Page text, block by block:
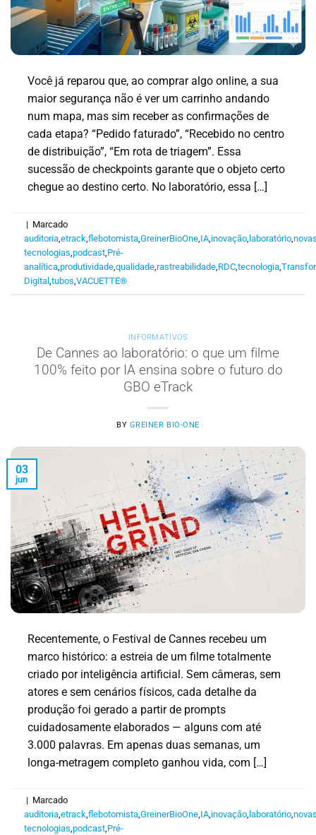
Você já reparou que, ao comprar algo online, a sua
maior segurança não é ver um carrinho andando
num mapa, mas sim receber as confirmações de
cada etapa? “Pedido faturado”, “Recebido no centro
de distribuição”, “Em rota de triagem”. Essa
sucessão de checkpoints garante que o objeto certo
chegue ao destino certo. No laboratório, essa […]
| Marcado
auditoria,etrack,flebotomista,GreinerBioOne,IA,inovação, laboratório,
tecnologias,podcast,Pré-
analítica,produtividade,qualidade,rastreabilidade,RDC,tecnologia,
Digital,tubos,VACUETTE®
INFORMATIVOS
De Cannes ao laboratório: o que um filme
100% feito por IA ensina sobre o futuro do
GBO eTrack
BY GREINER BIO-ONE
03
jun
Recentemente, o Festival de Cannes recebeu um
marco histórico: a estreia de um filme totalmente
criado por inteligência artificial. Sem câmeras, sem
atores e sem cenários físicos, cada detalhe da
produção foi gerado a partir de prompts
cuidadosamente elaborados — alguns com até
3.000 palavras. Em apenas duas semanas, um
longa-metragem completo ganhou vida, com […]
| Marcado
auditoria,etrack,flebotomista,GreinerBioOne,IA,inovação, laboratório,
tecnologias,podcast,Pré-